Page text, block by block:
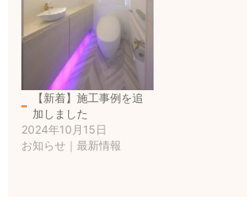
【新着】施工事例を追
加しました
2024年10月15日
お知らせ｜最新情報